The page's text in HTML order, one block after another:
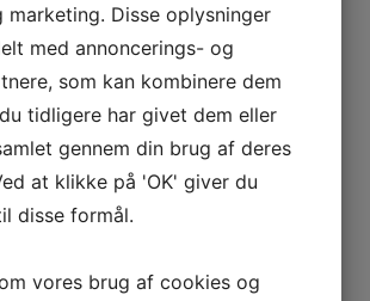
marketing. Disse oplysninger
med annoncerings- og
som kan kombinere dem
tidligere har givet dem eller
gennem din brug af deres
at klikke på 'OK' giver du
disse formål.
vores brug af cookies og